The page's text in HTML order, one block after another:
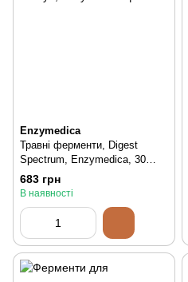
Enzymedica
Травні ферменти, Digest
Spectrum, Enzymedica, 30
капсул, 30 шт
683 грн
В наявності